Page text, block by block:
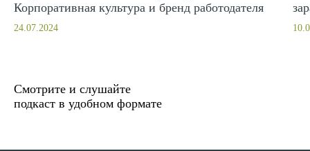
Корпоративная культура и бренд работодателя
24.07.2024
Смотрите и слушайте
подкаст в удобном формате